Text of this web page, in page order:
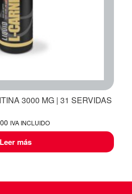
3000 MG | 31 SERVIDAS
IVA INCLUIDO
Leer más